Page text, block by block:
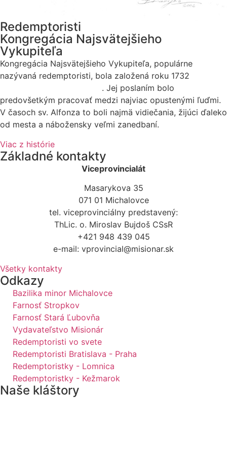
Redemptoristi
Kongregácia Najsvätejšieho
Vykupiteľa
Kongregácia Najsvätejšieho Vykupiteľa, populárne
nazývaná redemptoristi, bola založená roku 1732
. Jej poslaním bolo
predovšetkým pracovať medzi najviac opustenými ľuďmi.
V časoch sv. Alfonza to boli najmä vidiečania, žijúci ďaleko
od mesta a nábožensky veľmi zanedbaní.
Viac z histórie
Základné kontakty
Viceprovincialát
Masarykova 35
071 01 Michalovce
tel. viceprovinciálny predstavený:
ThLic. o. Miroslav Bujdoš CSsR
+421 948 439 045
e-mail: vprovincial@misionar.sk
Všetky kontakty
Odkazy
Bazilika minor Michalovce
Farnosť Stropkov
Farnosť Stará Ľubovňa
Vydavateľstvo Misionár
Redemptoristi vo svete
Redemptoristi Bratislava - Praha
Redemptoristky - Lomnica
Redemptoristky - Kežmarok
Naše kláštory